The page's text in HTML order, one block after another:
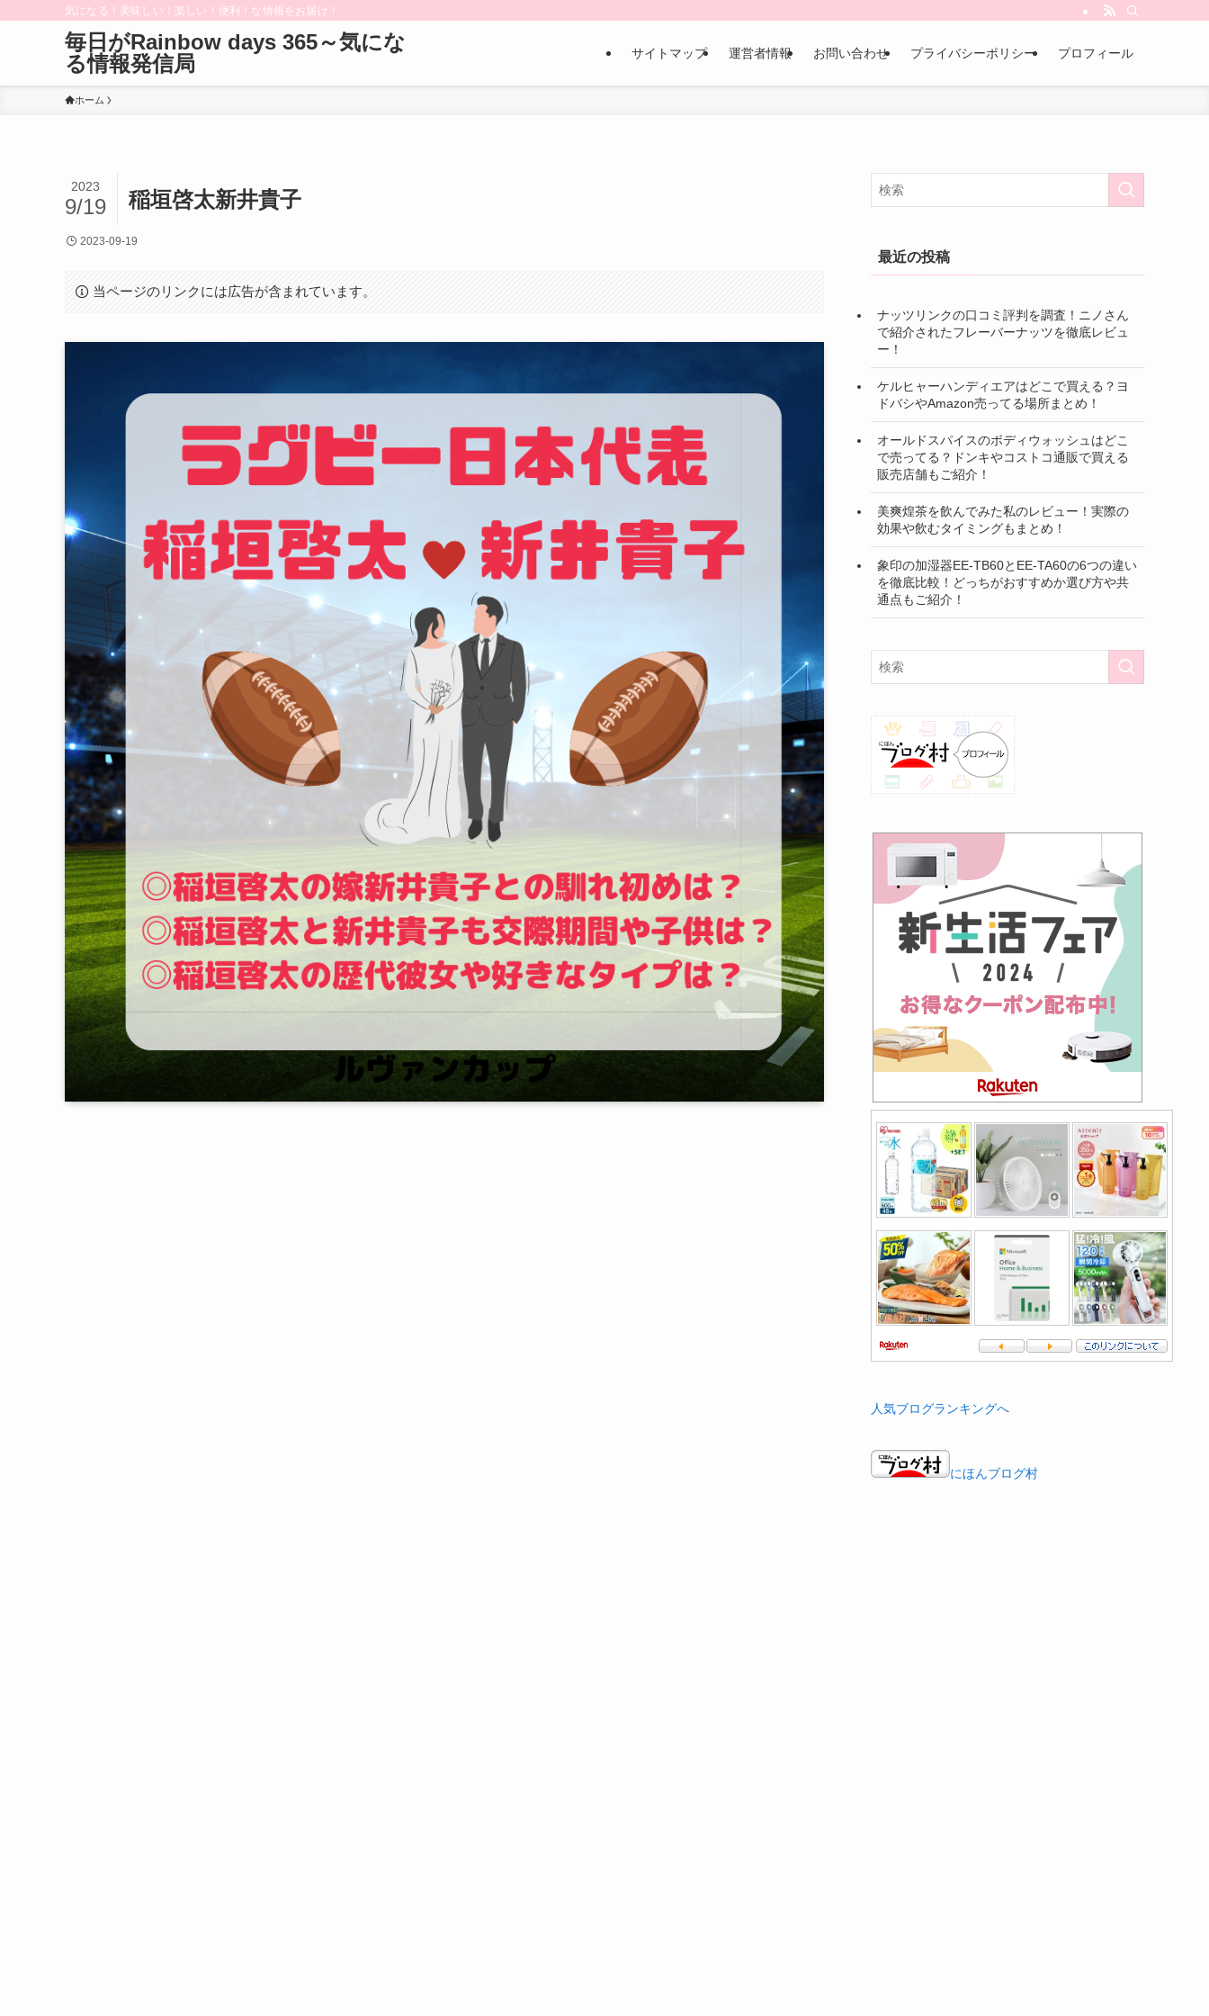
気になる！美味しい！楽しい！便利！な情報をお届け！
毎日がRainbow days 365～気にな
る情報発信局
サイトマップ 運営者情報 お問い合わせ プライバシーポリシー プロフィール
ホーム
稲垣啓太新井貴子
2023
9/19
2023-09-19
当ページのリンクには広告が含まれています。
最近の投稿
ナッツリンクの口コミ評判を調査！ニノさん
で紹介されたフレーバーナッツを徹底レビュ
ー！
ケルヒャーハンディエアはどこで買える？ヨ
ドバシやAmazon売ってる場所まとめ！
オールドスパイスのボディウォッシュはどこ
で売ってる？ドンキやコストコ通販で買える
販売店舗もご紹介！
美爽煌茶を飲んでみた私のレビュー！実際の
効果や飲むタイミングもまとめ！
象印の加湿器EE-TB60とEE-TA60の6つの違い
を徹底比較！どっちがおすすめか選び方や共
通点もご紹介！
人気ブログランキングへ
にほんブログ村